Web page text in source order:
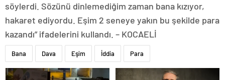
söylerdi. Sözünü dinlemediğim zaman bana kızıyor,
hakaret ediyordu. Eşim 2 seneye yakın bu şekilde para
kazandı” ifadelerini kullandı. – KOCAELİ
Bana Dava Eşim İddia Para